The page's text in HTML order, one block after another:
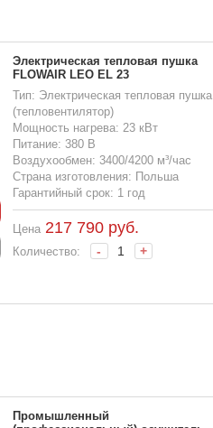
Электрическая тепловая пушка
FLOWAIR LEO EL 23
Тип: Электрическая тепловая пушка
(тепловентилятор)
Мощность нагрева: 23 кВт
Питание: 380 В
Воздухообмен: 3400/4200 м³/час
Страна изготовления: Польша
Гарантийный срок: 1 год
Цена 217 790руб.
Количество: - +
Промышленный